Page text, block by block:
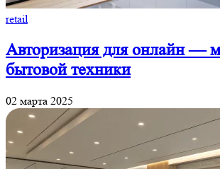
retail
Авторизация для онлайн —
бытовой техники
02 марта 2025